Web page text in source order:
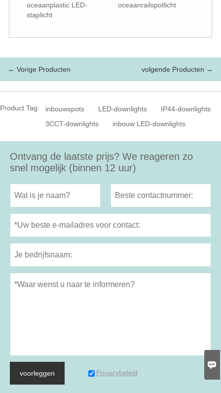
oceaanplastic LED-
staplicht
oceaanrailspotlicht
← Vorige Producten volgende Producten →
Product Tag: inbouwspots LED-downlights
IP44-downlights
3CCT-downlights
inbouw LED-downlights
Ontvang de laatste prijs? We reageren zo
snel mogelijk (binnen 12 uur)
voorleggen Privacybeleid
